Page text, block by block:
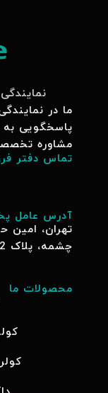
ما در
پاسخگویی به
مشاوره
تماس دفتر
آدرس عامل
تهران، امین
چشمه، پلاک 222، بازرگانی آقای کولر
محصولات ما